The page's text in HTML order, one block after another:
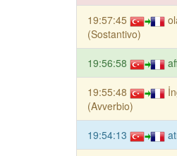
19:57:45
(Sostantivo)
19:56:58
19:55:48
(Avverbio)
19:54:13